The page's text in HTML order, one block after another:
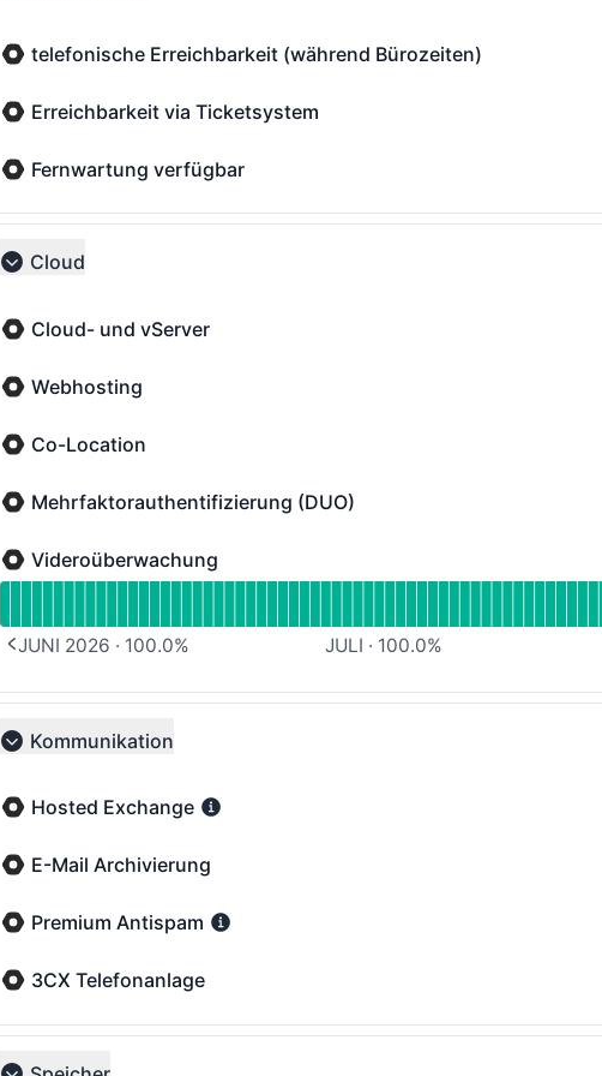
telefonische Erreichbarkeit (während Bürozeiten) - Wartung
telefonische Erreichbarkeit (während Bürozeiten)
Erreichbarkeit via Ticketsystem - Wartung
Erreichbarkeit via Ticketsystem
Fernwartung verfügbar - Wartung
Fernwartung verfügbar
Collapse group
Cloud
Cloud- und vServer - Wartung
Cloud- und vServer
Webhosting - Wartung
Webhosting
Co-Location - Wartung
Co-Location
Mehrfaktorauthentifizierung (DUO) - Wartung
Mehrfaktorauthentifizierung (DUO)
Videroüberwachung - Wartung
Videroüberwachung
JUNI 2026 · 100.0% JULI · 100.0%
PREVIOUS PAGE
Collapse group
Kommunikation
Hosted Exchange - Wartung
Hosted Exchange
E-Mail Archivierung - Wartung
E-Mail Archivierung
Premium Antispam - Wartung
Premium Antispam
3CX Telefonanlage - Wartung
3CX Telefonanlage